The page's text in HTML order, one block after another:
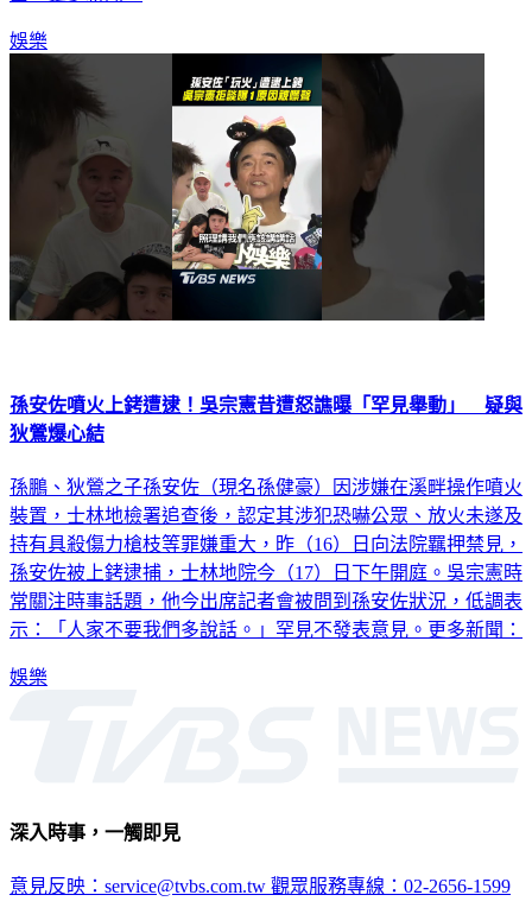
娛樂
孫安佐噴火上銬遭逮！吳宗憲昔遭怒譙曝「罕見舉動」 疑與
狄鶯爆心結
孫鵬、狄鶯之子孫安佐（現名孫健豪）因涉嫌在溪畔操作噴火
裝置，士林地檢署追查後，認定其涉犯恐嚇公眾、放火未遂及
持有具殺傷力槍枝等罪嫌重大，昨（16）日向法院羈押禁見，
孫安佐被上銬逮捕，士林地院今（17）日下午開庭。吳宗憲時
常關注時事話題，他今出席記者會被問到孫安佐狀況，低調表
示：「人家不要我們多說話。」罕見不發表意見。更多新聞：
娛樂
深入時事，一觸即見
意見反映：service@tvbs.com.tw 觀眾服務專線：02-2656-1599